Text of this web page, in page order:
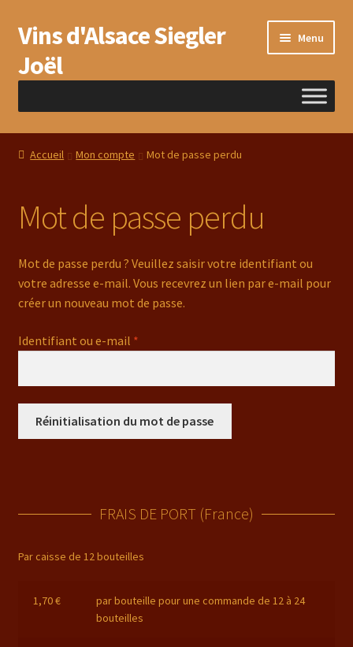
Aller
à
la
Aller
au
contenu
Vins d'Alsace Siegler
Joël
Menu
Accueil
Commande
Cond. commerciales
Contact
Domaine familial
Images
La vinification
Nos RDV
Accueil Mon compte Mot de passe perdu
Mot de passe perdu
Mot de passe perdu ? Veuillez saisir votre identifiant ou
votre adresse e-mail. Vous recevrez un lien par e-mail pour
créer un nouveau mot de passe.
Identifiant ou e-mail *Obligatoire
Réinitialisation du mot de passe
FRAIS DE PORT (France)
Par caisse de 12 bouteilles
1,70 €
par bouteille pour une commande de 12 à 24
bouteilles